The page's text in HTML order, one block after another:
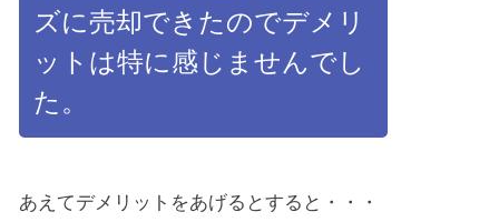
ズに売却できたのでデメリ
ットは特に感じませんでし
た。
あえてデメリットをあげるとすると・・・